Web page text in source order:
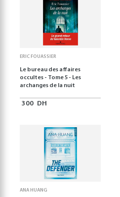
ERIC FOUASSIER
Le bureau des affaires
occultes - Tome 5 - Les
archanges de la nuit
300 DH
ANA HUANG